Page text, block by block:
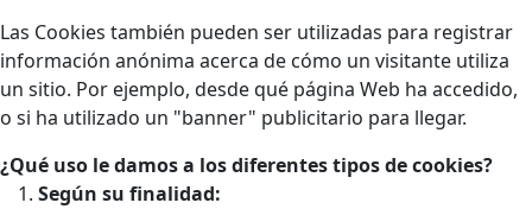
Las Cookies también pueden ser utilizadas para registrar
información anónima acerca de cómo un visitante utiliza
un sitio. Por ejemplo, desde qué página Web ha accedido,
o si ha utilizado un "banner" publicitario para llegar.
¿Qué uso le damos a los diferentes tipos de cookies?
Según su finalidad: